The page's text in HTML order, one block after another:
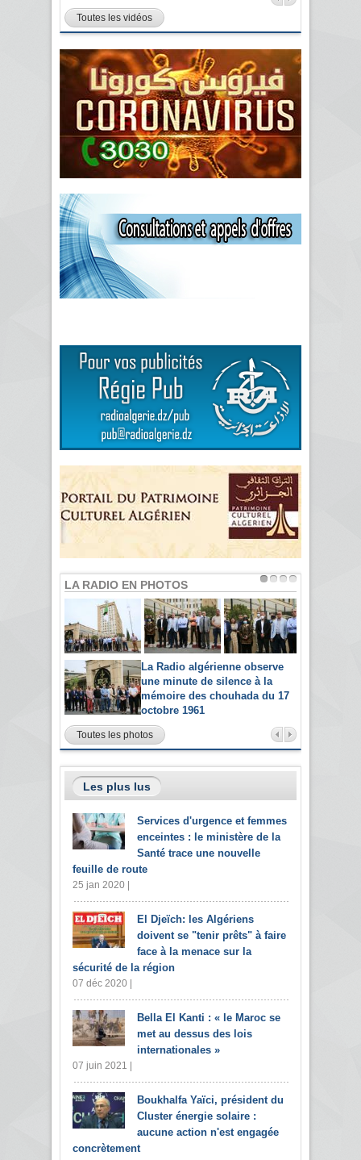
Toutes les vidéos
LA RADIO EN PHOTOS
La Radio algérienne observe
une minute de silence à la
mémoire des chouhada du 17
octobre 1961
Toutes les photos
Les plus lus
Services d'urgence et femmes
enceintes : le ministère de la
Santé trace une nouvelle
feuille de route
25 jan 2020 |
El Djeïch: les Algériens
doivent se "tenir prêts" à faire
face à la menace sur la
sécurité de la région
07 déc 2020 |
Bella El Kanti : « le Maroc se
met au dessus des lois
internationales »
07 juin 2021 |
Boukhalfa Yaïci, président du
Cluster énergie solaire :
aucune action n'est engagée
concrètement